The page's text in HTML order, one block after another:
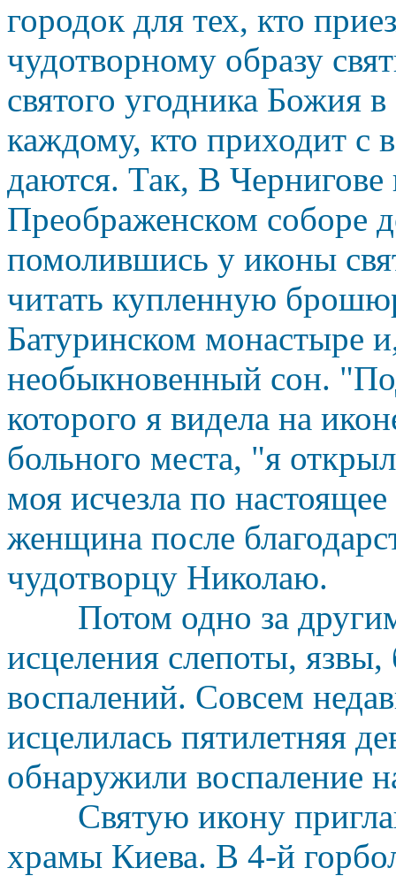
городок для тех, кто
чудотворному образу
святого угодника Божия
каждому, кто приходит с
даются. Так, В Чернигове
Преображенском соборе
помолившись у иконы
читать купленную
Батуринском монастыре
необыкновенный сон.
которого я видела на
больного места, "я
моя исчезла по
женщина после
чудотворцу Николаю.
Потом одно за
исцеления слепоты, язвы,
воспалений. Совсем
исцелилась пятилетняя
обнаружили воспаление
Святую икону
храмы Киева. В 4-й